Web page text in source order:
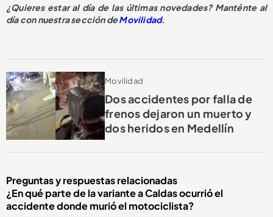
¿Quieres estar al día de las últimas novedades? Manténte al
día con nuestra sección deMovilidad.
Movilidad
Dos accidentes por falla de
frenos dejaron un muerto y
dos heridos en Medellín
Preguntas y respuestas relacionadas
¿En qué parte de la variante a Caldas ocurrió el
accidente donde murió el motociclista?